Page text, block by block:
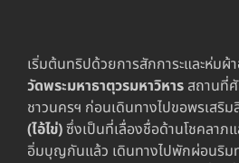
เริ่มต้นทริปด้วยการสักการะและห่มผ้
วัดพระมหาธาตุวรมหาวิหารสถานที่
ชาวนครฯ ก่อนเดินทางไปขอพรเสริ
(ไอ้ไข่)ซึ่งเป็นที่เลื่องชื่อด้านโชคลาภ
อิ่มบุญกันแล้ว เดินทางไปพักผ่อนริม